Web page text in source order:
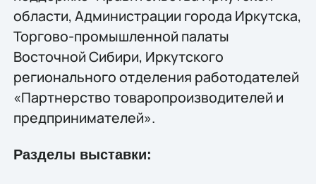
области, Администрации города Иркутска,
Торгово-промышленной палаты
Восточной Сибири, Иркутского
регионального отделения работодателей
«Партнерство товаропроизводителей и
предпринимателей».
Разделы выставки: